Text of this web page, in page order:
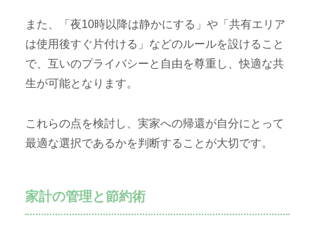
また、「夜10時以降は静かにする」や「共有エリア
は使用後すぐ片付ける」などのルールを設けること
で、互いのプライバシーと自由を尊重し、快適な共
生が可能となります。
これらの点を検討し、実家への帰還が自分にとって
最適な選択であるかを判断することが大切です。
家計の管理と節約術